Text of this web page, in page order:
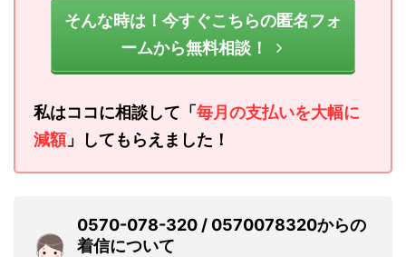
そんな時は！今すぐこちらの匿名フォ
ームから無料相談！
私はココに相談して「 毎月の支払いを大幅に
減額」してもらえました！
0570-078-320 / 0570078320からの
着信について